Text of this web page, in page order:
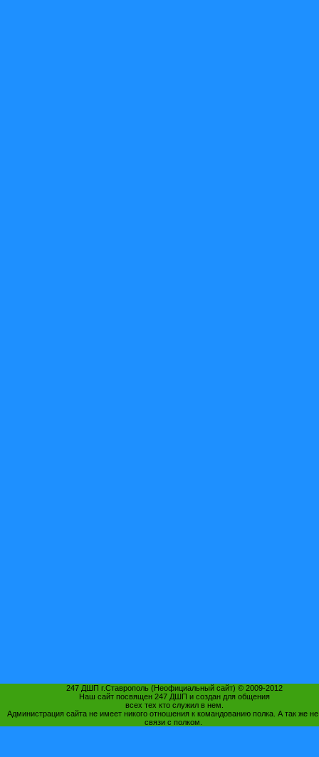
247 ДШП г.Ставрополь (Неофициальный сайт) © 2009-2012
Наш сайт посвящен 247 ДШП и создан для общения
всех тех кто служил в нем.
Администрация сайта не имеет никого отношения к командованию полка. А так же
связи с полком.